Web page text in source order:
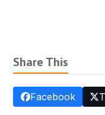
Share This
Facebook